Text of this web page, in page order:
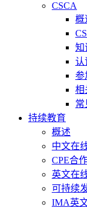
CSCA
概
知
认
参
相
常
持续教育
概述
中文在
CPE合
英文在
可持续
IMA英